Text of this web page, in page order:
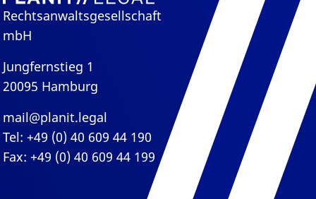
Rechtsanwaltsgesellschaft
mbH
Jungfernstieg 1
20095 Hamburg
mail@planit.legal
Tel: +49 (0) 40 609 44 190
Fax: +49 (0) 40 609 44 199